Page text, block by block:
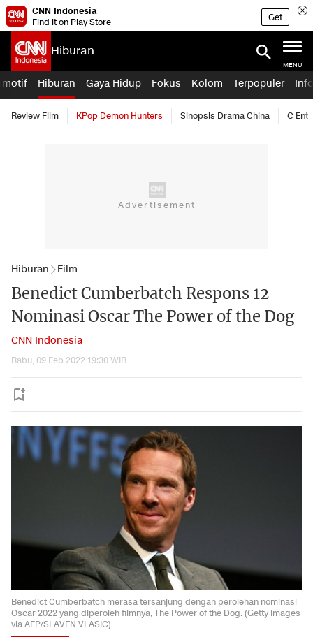
CNN Indonesia
Find it on Play Store
Get
Hiburan
MENU
Hiburan Gaya Hidup Fokus Kolom Terpopuler
Review Film KPop Demon Hunters Sinopsis Drama China C Ent
Hiburan Film
Benedict Cumberbatch Respons 12
Nominasi Oscar The Power of the Dog
CNN Indonesia
Rabu, 09 Feb 2022 19:30 WIB
Benedict Cumberbatch merasa tersanjung dengan perolehan nominasi
Oscar 2022 yang diperoleh filmnya, The Power of the Dog. (Getty Images
via AFP/SLAVEN VLASIC)